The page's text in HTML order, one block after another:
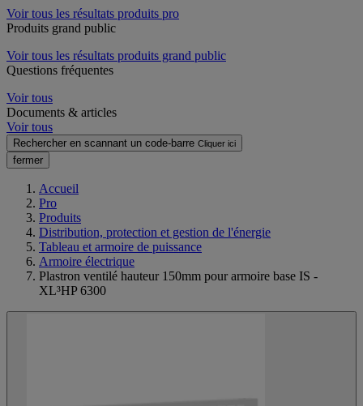
Voir tous les résultats produits pro
Produits grand public
Voir tous les résultats produits grand public
Questions fréquentes
Voir tous
Documents & articles
Voir tous
Rechercher en scannant un code-barre Cliquer ici
fermer
Accueil
Pro
Produits
Distribution, protection et gestion de l'énergie
Tableau et armoire de puissance
Armoire électrique
Plastron ventilé hauteur 150mm pour armoire base IS -
XL³HP 6300